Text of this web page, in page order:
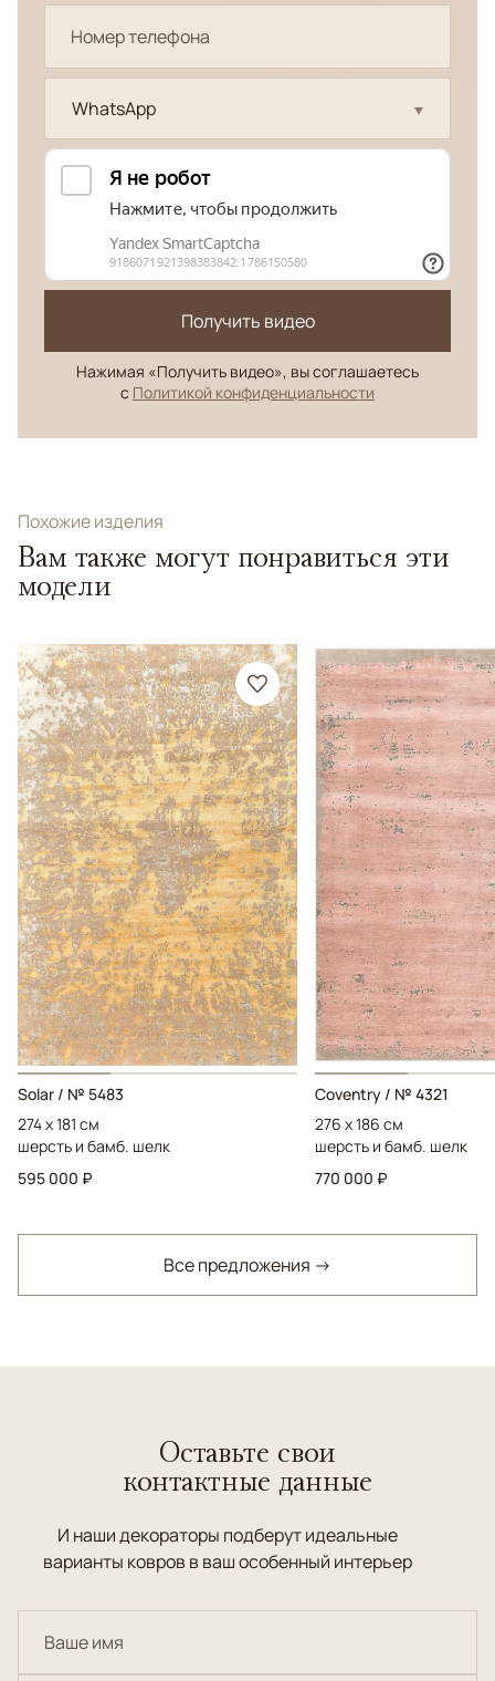
WhatsApp
Получить видео
Нажимая «Получить видео», вы соглашаетесь
с Политикой конфиденциальности
Похожие изделия
Вам также могут понравиться эти
модели
Solar / № 5483
274 x 181 см
шерсть и бамб. шелк
595 000 ₽
Coventry / № 4321
276 x 186 см
шерсть и бамб. шелк
770 000 ₽
Все предложения →
Оставьте свои
контактные данные
И наши декораторы подберут идеальные
варианты ковров в ваш особенный интерьер